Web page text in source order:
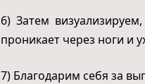
6) Затем
проникает через ноги и
7) Благодарим себя за